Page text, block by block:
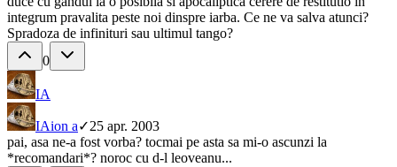
integrum pravalita peste noi dinspre iarba. Ce ne va salva atunci?
Spradoza de infinituri sau ultimul tango?
0
IA
IAion a✓25 apr. 2003
pai, asa ne-a fost vorba? tocmai pe asta sa mi-o ascunzi la
*recomandari*? noroc cu d-l leoveanu...